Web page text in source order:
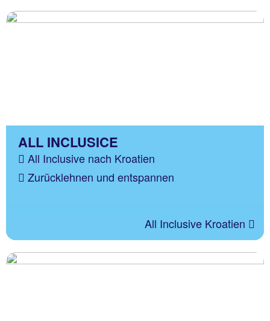
ALL INCLUSICE
All Inclusive nach Kroatien
Zurücklehnen und entspannen
All Inclusive Kroatien